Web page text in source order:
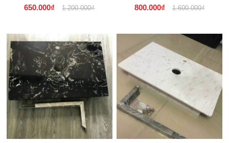
650.000₫ 1.200.000₫
nhận báo giá
800.000₫ 1.600.000₫